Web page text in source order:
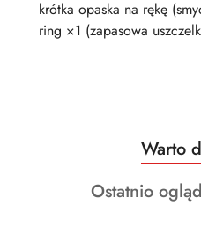
krótka opaska na rękę
ring ×1 (zapasowa
Pomiń karuzelę
o
statusie:
Warto
Produkty
Ostatnio